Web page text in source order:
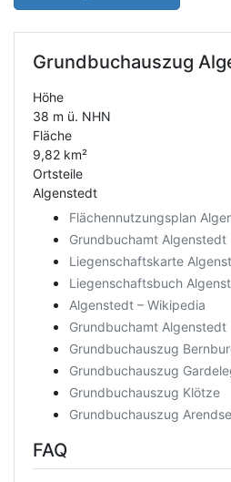
Grundbuchauszug
Höhe
38 m ü. NHN
Fläche
9,82 km²
Ortsteile
Algenstedt
Flächennutzungsplan
Grundbuchamt Algenstedt
Liegenschaftskarte
Liegenschaftsbuch
Algenstedt – Wikipedia
Grundbuchamt Algenstedt
Grundbuchauszug
Grundbuchauszug
Grundbuchauszug Klötze
Grundbuchauszug
FAQ